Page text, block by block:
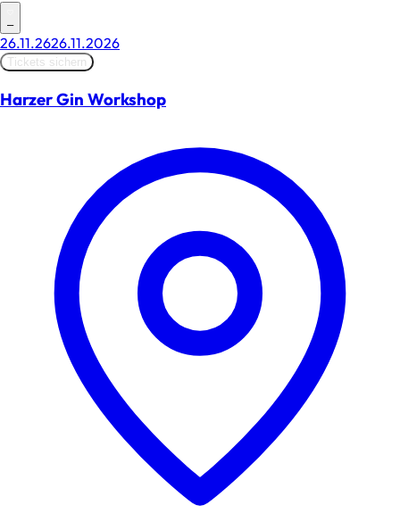
–
26.11.2626.11.2026
Tickets sichern
Harzer Gin Workshop